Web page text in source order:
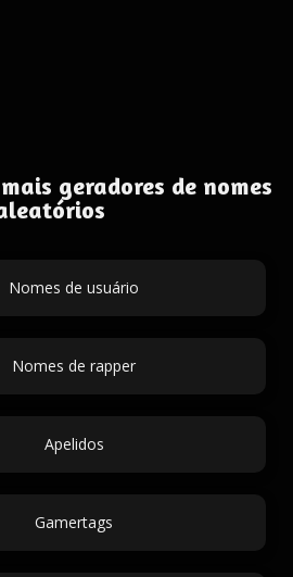
geradores de nomes
Nomes de usuário
Nomes de rapper
Apelidos
Gamertags